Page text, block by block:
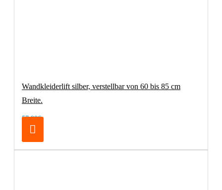
Wandkleiderlift silber, verstellbar von 60 bis 85 cm
Breite.
57,98€